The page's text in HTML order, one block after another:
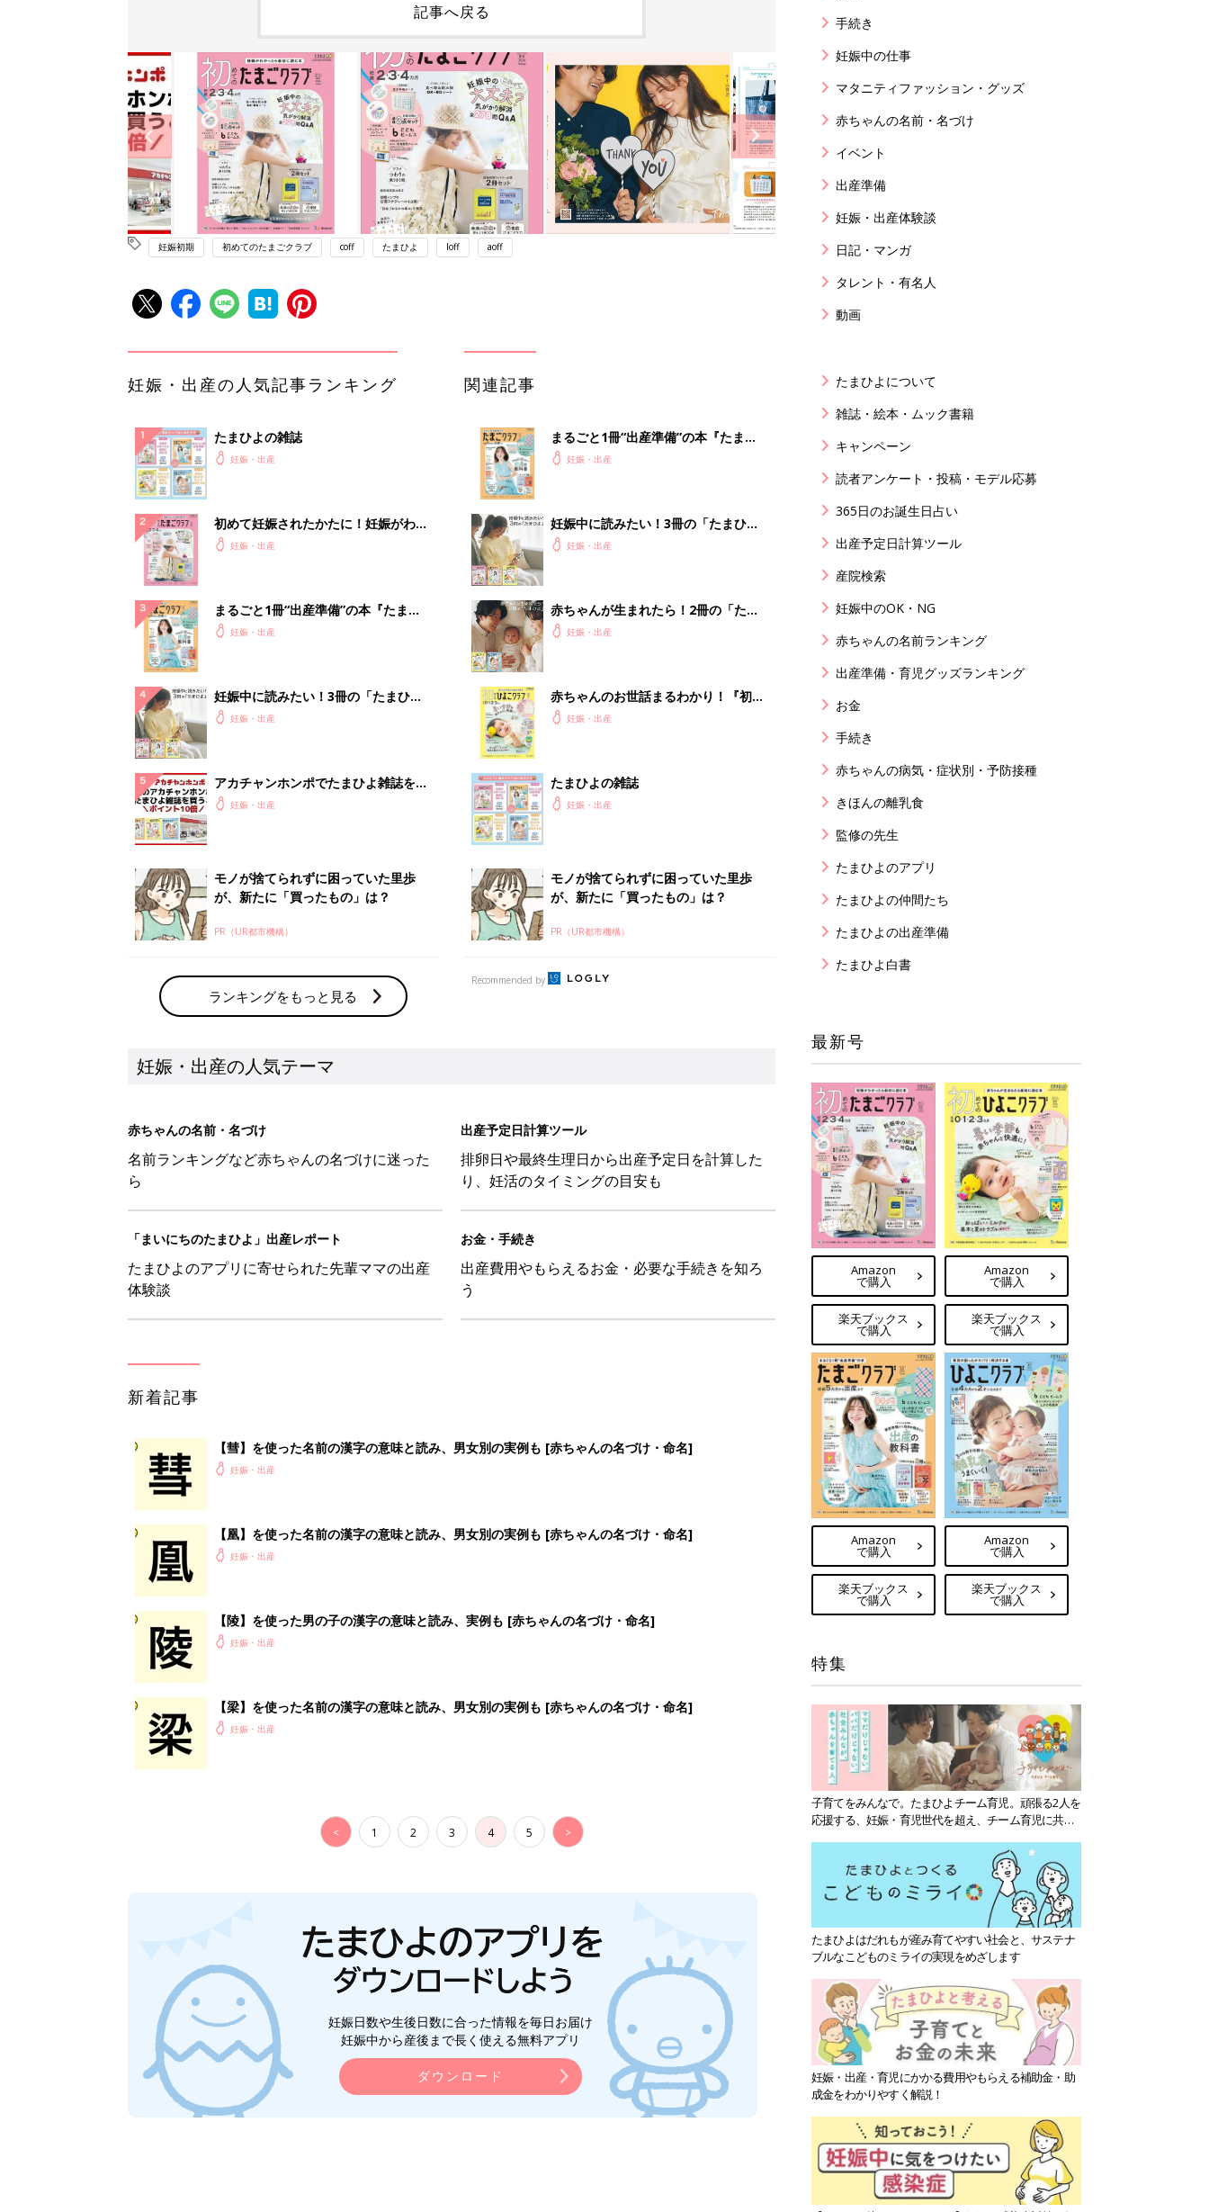
記事へ戻る
妊娠初期 初めてのたまごクラブ coff たまひよ loff aoff
妊娠・出産の人気記事ランキング
たまひよの雑誌
妊娠・出産
初めて妊娠されたかたに！妊娠がわか
ったら最初に読む本『初めてのたまご
妊娠・出産
まるごと1冊“出産準備”の本『たまご
クラブ 夏号』〈スペシャル大特集〉
妊娠・出産
妊娠中に読みたい！3冊の「たまひ
よ」妊娠・出産
アカチャンホンポでたまひよ雑誌を買
うとポイント10倍【期間限定】
妊娠・出産
モノが捨てられずに困っていた里歩
が、新たに「買ったもの」は？
PR（UR都市機構）
ランキングをもっと見る
関連記事
まるごと1冊“出産準備”の本『たまご
クラブ 夏号』〈スペシャル大特集〉
妊娠・出産
妊娠中に読みたい！3冊の「たまひ
よ」妊娠・出産
赤ちゃんが生まれたら！2冊の「たま
ひよ」
妊娠・出産
赤ちゃんのお世話まるわかり！『初め
てのひよこクラブ 夏号』〈巻頭大特
妊娠・出産
たまひよの雑誌
妊娠・出産
モノが捨てられずに困っていた里歩
が、新たに「買ったもの」は？
PR（UR都市機構）
Recommended by
妊娠・出産の人気テーマ
赤ちゃんの名前・名づけ
名前ランキングなど赤ちゃんの名づけに迷った
ら
出産予定日計算ツール
排卵日や最終生理日から出産予定日を計算した
り、妊活のタイミングの目安も
「まいにちのたまひよ」出産レポート
たまひよのアプリに寄せられた先輩ママの出産
体験談
お金・手続き
出産費用やもらえるお金・必要な手続きを知ろ
う
新着記事
【彗】を使った名前の漢字の意味と読み、男女別の実例も [赤ちゃんの名づけ・命名]
妊娠・出産
【凰】を使った名前の漢字の意味と読み、男女別の実例も [赤ちゃんの名づけ・命名]
妊娠・出産
【陵】を使った男の子の漢字の意味と読み、実例も [赤ちゃんの名づけ・命名]
妊娠・出産
【梁】を使った名前の漢字の意味と読み、男女別の実例も [赤ちゃんの名づけ・命名]
妊娠・出産
< 1 2 3 4 5 >
妊娠日数や生後日数に合った情報を毎日お届け
妊娠中から産後まで長く使える無料アプリ
ダウンロード
手続き
妊娠中の仕事
マタニティファッション・グッズ
赤ちゃんの名前・名づけ
イベント
出産準備
妊娠・出産体験談
日記・マンガ
タレント・有名人
動画
たまひよについて
雑誌・絵本・ムック書籍
キャンペーン
読者アンケート・投稿・モデル応募
365日のお誕生日占い
出産予定日計算ツール
産院検索
妊娠中のOK・NG
赤ちゃんの名前ランキング
出産準備・育児グッズランキング
お金
手続き
赤ちゃんの病気・症状別・予防接種
きほんの離乳食
監修の先生
たまひよのアプリ
たまひよの仲間たち
たまひよの出産準備
たまひよ白書
最新号
Amazon
で購入
楽天ブックス
で購入
Amazon
で購入
楽天ブックス
で購入
Amazon
で購入
楽天ブックス
で購入
Amazon
で購入
楽天ブックス
で購入
特集
子育てをみんなで。たまひよチーム育児。頑張る2人を
応援する、妊娠・育児世代を超え、チーム育児に共感
たまひよはだれもが産み育てやすい社会と、サステナ
ブルなこどものミライの実現をめざします
妊娠・出産・育児にかかる費用やもらえる補助金・助
成金をわかりやすく解説！